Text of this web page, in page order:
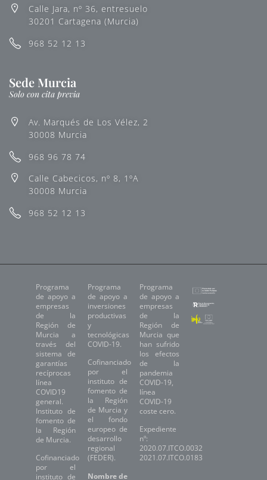
Calle Jara, nº 36, entresuelo
30201 Cartagena (Murcia)
968 52 12 13
Sede Murcia
Solo con cita previa
Av. Marqués de Los Vélez, 2
30008 Murcia
968 96 78 74
Calle Cabecicos, nº 8, 1ºA
30008 Murcia
968 52 12 13
Programa
de apoyo a
empresas
de la
Región de
Murcia a
través del
sistema de
garantías
recíprocas
línea
COVID19
general.
Instituto de
fomento de
la Región
de Murcia.
Cofinanciado
por el
instituto de
Programa
de apoyo a
inversiones
productivas
y
tecnológicas
COVID-19.
Cofinanciado
por el
instituto de
fomento de
la Región
de Murcia y
el fondo
europeo de
desarrollo
regional
(FEDER).
Nombre de
Programa
de apoyo a
empresas
de la
Región de
Murcia que
han sufrido
los efectos
de la
pandemia
COVID-19,
línea
COVID-19
coste cero.
Expediente
nº:
2020.07.ITCO.0032
2021.07.ITCO.0183